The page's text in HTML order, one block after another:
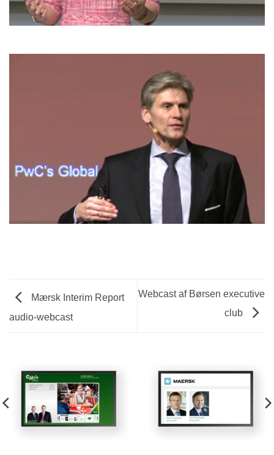
Mærsk Interim Report
audio-webcast
Webcast af Børsen executive
club